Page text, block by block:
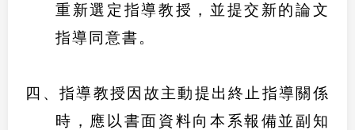
重新選定指導教授，並提交新的論文
指導同意書。
四、指導教授因故主動提出終止指導關係
時，應以書面資料向本系報備並副知